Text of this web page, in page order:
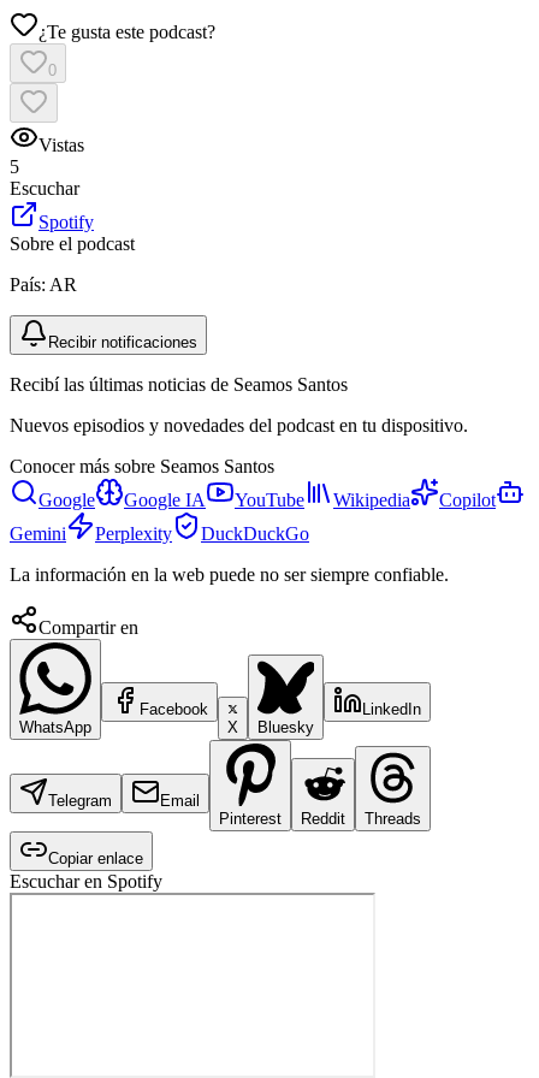
¿Te gusta este podcast?
0
Vistas
5
Escuchar
Spotify
Sobre el podcast
País: AR
Recibir notificaciones
Recibí las últimas noticias de Seamos Santos
Nuevos episodios y novedades del podcast en tu dispositivo.
Conocer más sobre Seamos Santos
Google
Google IA YouTube Wikipedia
Copilot
Gemini
Perplexity
DuckDuckGo
La información en la web puede no ser siempre confiable.
Compartir en
WhatsApp
Facebook
X
Bluesky
LinkedIn
Telegram
Email
Pinterest
Reddit Threads
Copiar enlace
Escuchar en Spotify